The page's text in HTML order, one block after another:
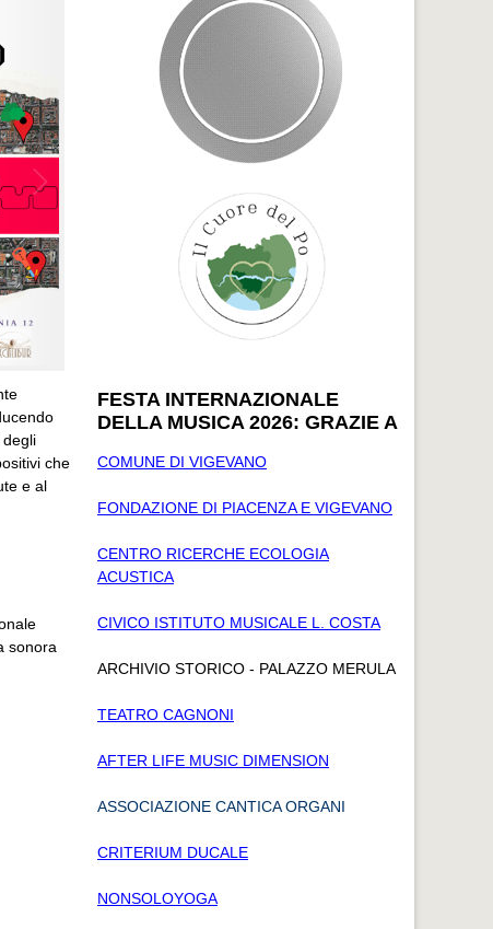
che
e al
sonora
FESTA INTERNAZIONALE
DELLA MUSICA 2026: GRAZIE A
COMUNE DI VIGEVANO
FONDAZIONE DI PIACENZA E VIGEVANO
CENTRO RICERCHE ECOLOGIA
ACUSTICA
CIVICO ISTITUTO MUSICALE L. COSTA
ARCHIVIO STORICO - PALAZZO MERULA
TEATRO CAGNONI
AFTER LIFE MUSIC DIMENSION
ASSOCIAZIONE CANTICA ORGANI
CRITERIUM DUCALE
NONSOLOYOGA